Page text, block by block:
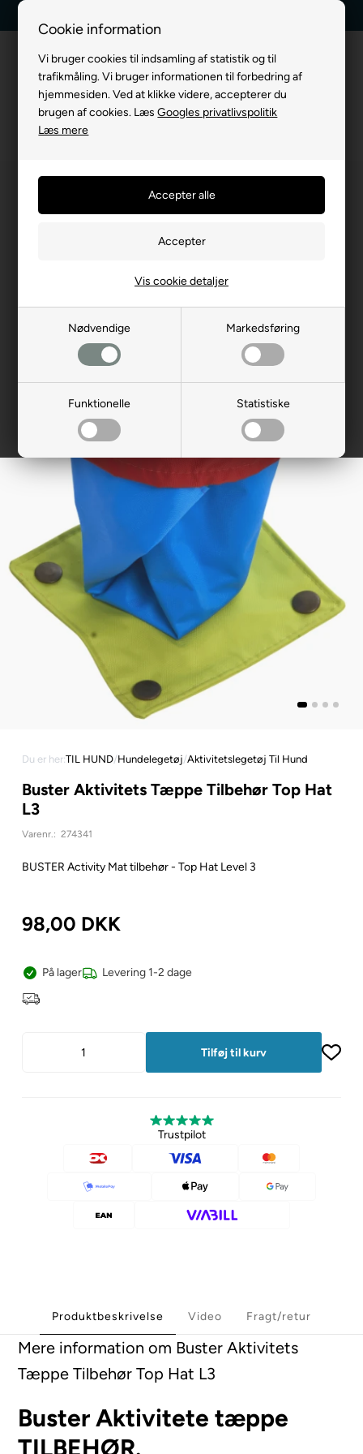
Cookie information
Vi bruger cookies til indsamling af statistik og til
trafikmåling. Vi bruger informationen til forbedring af
hjemmesiden. Ved at klikke videre, accepterer du
brugen af cookies. LæsGoogles privatlivspolitik
Læs mere
Nødvendige Markedsføring
Funktionelle Statistiske
Vis cookie detaljer
Du er her:TIL HUND/Hundelegetøj/Aktivitetslegetøj Til Hund
Buster Aktivitets Tæppe Tilbehør Top Hat
L3
Varenr.: 274341
BUSTER Activity Mat tilbehør - Top Hat Level 3
98,00 DKK
På lager Levering 1-2 dage
Trustpilot
Produktbeskrivelse Video Fragt/retur
Mere information om Buster Aktivitets
Tæppe Tilbehør Top Hat L3
Buster Aktivitete tæppe
TILBEHØR.